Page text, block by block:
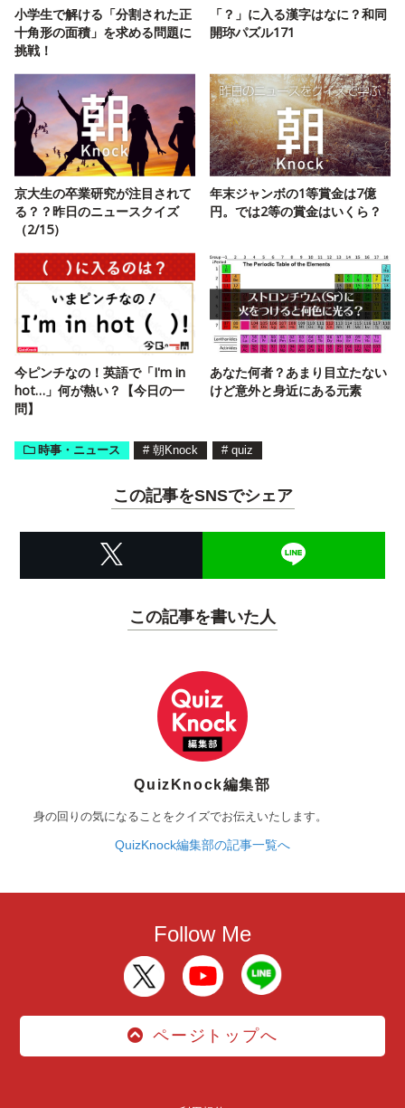
小学生で解ける「分割された正
十角形の面積」を求める問題に
挑戦！
「？」に入る漢字はなに？和同
開珎パズル171
京大生の卒業研究が注目されて
る？？昨日のニュースクイズ
（2/15）
年末ジャンボの1等賞金は7億
円。では2等の賞金はいくら？
今ピンチなの！英語で「I'm in
hot…」何が熱い？【今日の一
問】
あなた何者？あまり目立たない
けど意外と身近にある元素
時事・ニュース # 朝Knock # quiz
この記事をSNSでシェア
この記事を書いた人
QuizKnock編集部
身の回りの気になることをクイズでお伝えいたします。
QuizKnock編集部の記事一覧へ
Follow Me
ページトップへ